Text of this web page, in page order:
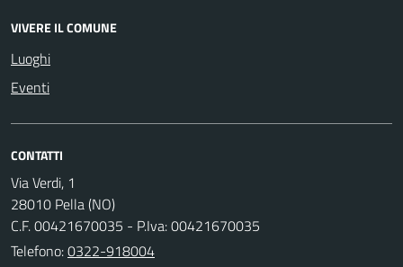
VIVERE IL COMUNE
Luoghi
Eventi
CONTATTI
Via Verdi, 1
28010 Pella (NO)
C.F. 00421670035 - P.Iva: 00421670035
Telefono:0322-918004